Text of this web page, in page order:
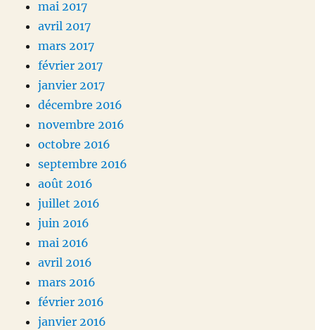
mai 2017
avril 2017
mars 2017
février 2017
janvier 2017
décembre 2016
novembre 2016
octobre 2016
septembre 2016
août 2016
juillet 2016
juin 2016
mai 2016
avril 2016
mars 2016
février 2016
janvier 2016